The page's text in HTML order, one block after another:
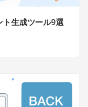
生成ツール9選